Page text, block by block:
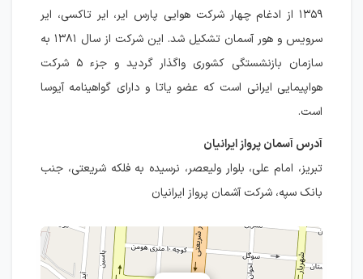
۱۳۵۹ از ادغام چهار شرکت هوایی پارس ایر، ایر تاکسی، ایر
سرویس و هور آسمان تشکیل شد. این شرکت از سال ۱۳۸۱ به
سازمان بازنشستگی کشوری واگذار گردید و جزء ۵ شرکت
هواپیمایی ایرانی است که عضو یاتا و دارای گواهینامه آیوسا
است.
آدرس آسمان پرواز ایرانیان
تبریز، امام علی، بلوار ولیعصر، نرسیده به فلکه شریعتی، جنب
بانک سپه، شرکت آشمان پرواز ایرانیان